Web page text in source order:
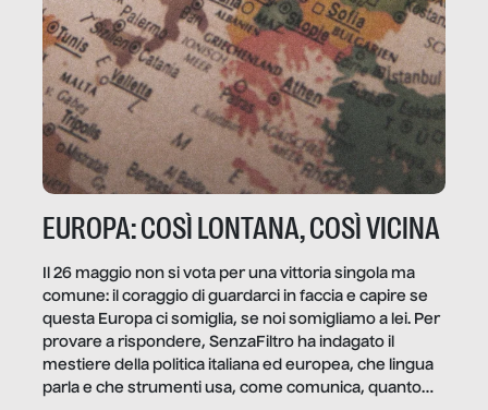
EUROPA: COSÌ LONTANA, COSÌ VICINA
Il 26 maggio non si vota per una vittoria singola ma
comune: il coraggio di guardarci in faccia e capire se
questa Europa ci somiglia, se noi somigliamo a lei. Per
provare a rispondere, SenzaFiltro ha indagato il
mestiere della politica italiana ed europea, che lingua
parla e che strumenti usa, come comunica, quanto